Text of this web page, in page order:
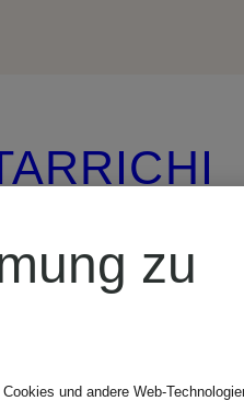
219
zu
und andere Web-